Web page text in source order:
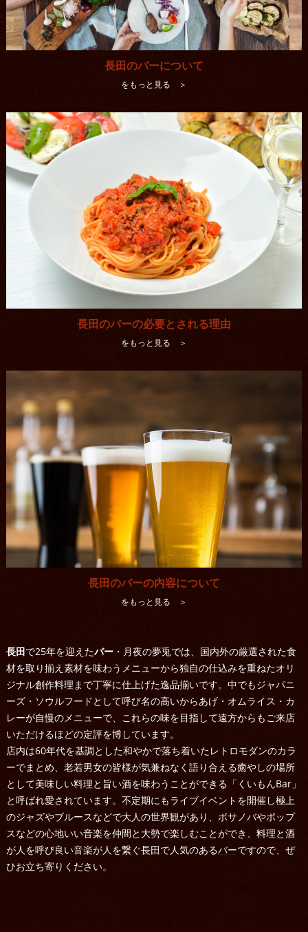
長田のバーについて
をもっと見る ＞
長田のバーの必要とされる理由
をもっと見る ＞
長田のバーの内容について
をもっと見る ＞
長田で25年を迎えたバー・月夜の夢兎では、国内外の厳選された食
材を取り揃え素材を味わうメニューから独自の仕込みを重ねたオリ
ジナル創作料理まで丁寧に仕上げた逸品揃いです。中でもジャパニ
ーズ・ソウルフードとして呼び名の高いからあげ・オムライス・カ
レーが自慢のメニューで、これらの味を目指して遠方からもご来店
いただけるほどの定評を博しています。
店内は60年代を基調とした和やかで落ち着いたレトロモダンのカラ
ーでまとめ、老若男女の皆様が気兼ねなく語り合える癒やしの場所
として美味しい料理と旨い酒を味わうことができる「くいもんBar」
と呼ばれ愛されています。不定期にもライブイベントを開催し極上
のジャズやブルースなどで大人の世界観があり、ボサノバやポップ
スなどの心地いい音楽を仲間と大勢で楽しむことができ、料理と酒
が人を呼び良い音楽が人を繋ぐ長田で人気のあるバーですので、ぜ
ひお立ち寄りください。